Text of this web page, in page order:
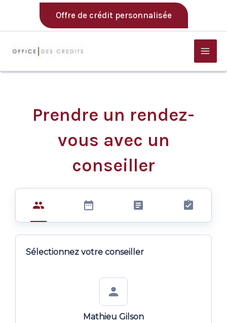
Offre de crédit personnalisée
Prendre un rendez-
vous avec un
conseiller
Sélectionnez votre conseiller
Mathieu Gilson